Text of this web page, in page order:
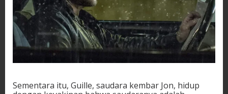
Sementara itu, Guille, saudara kembar Jon, hidup